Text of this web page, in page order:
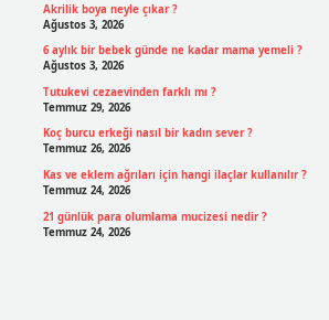
Akrilik boya neyle çıkar ?
Ağustos 3, 2026
6 aylık bir bebek günde ne kadar mama yemeli ?
Ağustos 3, 2026
Tutukevi cezaevinden farklı mı ?
Temmuz 29, 2026
Koç burcu erkeği nasıl bir kadın sever ?
Temmuz 26, 2026
Kas ve eklem ağrıları için hangi ilaçlar kullanılır ?
Temmuz 24, 2026
21 günlük para olumlama mucizesi nedir ?
Temmuz 24, 2026